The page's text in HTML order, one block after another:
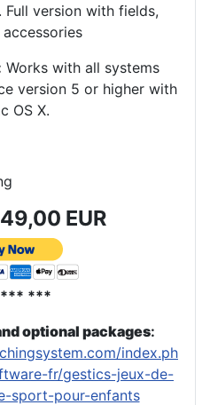
Full version with fields,
Works with all systems
version 5 or higher with
OS X.
49,00 EUR
***
optional packages:
index.ph
fr/gestics-jeux-de-
sport-pour-enfants